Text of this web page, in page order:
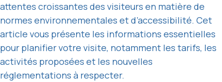
attentes croissantes des visiteurs en matière de
normes environnementales et d’accessibilité. Cet
article vous présente les informations essentielles
pour planifier votre visite, notamment les tarifs, les
activités proposées et les nouvelles
réglementations à respecter.